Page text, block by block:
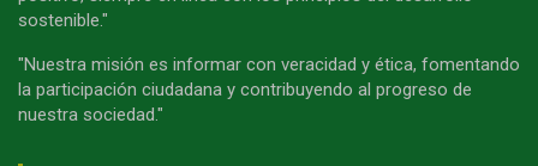
sostenible."
"Nuestra misión es informar con veracidad y ética, fomentando
la participación ciudadana y contribuyendo al progreso de
nuestra sociedad."